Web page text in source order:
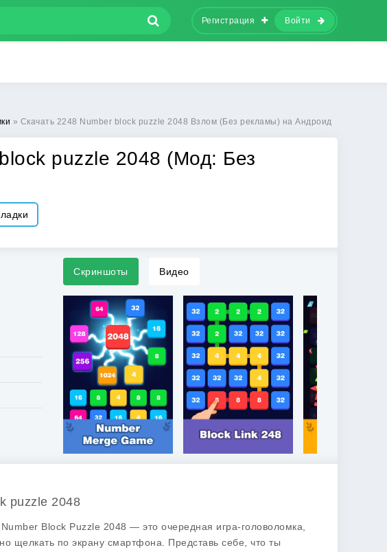
Регистрация Войти
» Скачать 2248 Number block puzzle 2048 Взлом (Без рекламы) на Андроид
puzzle 2048 (Мод: Без
Скриншоты Видео
puzzle 2048
Block Puzzle 2048 — это очередная игра-головоломка,
щелкать по экрану смартфона. Представь себе, что ты